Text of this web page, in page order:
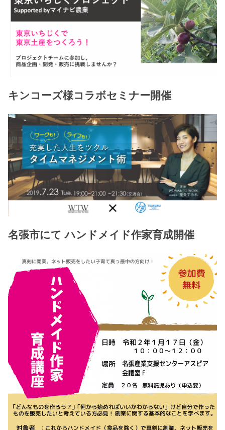
キンコーズ様コラボセミナー開催
名張市にて ハンドメイド作家育成開催